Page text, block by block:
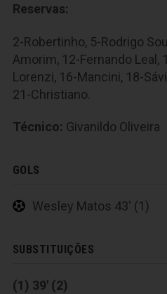
Reservas:
2-Robertinho, 5-Rodrigo
Amorim, 12-Fernando Leal,
Lorenzi, 16-Mancini, 18-
21-Christiano.
Técnico: Givanildo Oliveira
GOLS
Wesley Matos 43' (1)
SUBSTITUIÇÕES
(1) 39' (2)